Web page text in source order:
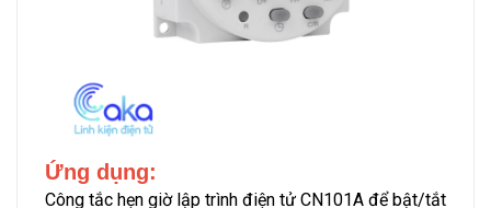
Ứng dụng:
Công tắc hẹn giờ lập trình điện tử CN101A để bật/tắt